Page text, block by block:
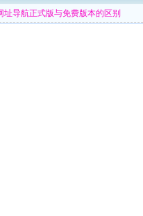
址导航正式版与免费版本的区别